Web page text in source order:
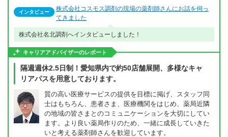
インタビュー
株式会社コスモス調剤の現場の薬剤師さんにお話を伺っ
てきました
株式会社名北調剤へインタビューしました！
キャリアアドバイザーのレポート
隔週週休2.5日制！愛知県内で約50店舗展開、多様なキャ
リアパスを用意しております。
質の高い医療サービスの提供を目標に掲げ、スタッフ同
士はもちろん、患者さま、医療機関をはじめ、薬局近隣
の地域の皆さまとのコミュニケーションを大切にしてい
ます。より良い薬局作りのため、一緒に成長していきた
いと考える薬剤師さんを歓迎しています。